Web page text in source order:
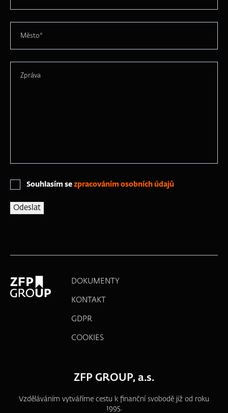
Město*
Zpráva
Souhlasím se zpracováním osobních údajů
DOKUMENTY
KONTAKT
GDPR
COOKIES
ZFP GROUP, a.s.
Vzděláváním vytváříme cestu k finanční svobodě již od roku
1995.